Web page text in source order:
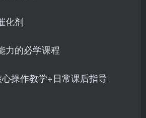
化剂
力的必学课程
操作教学+日常课后指导